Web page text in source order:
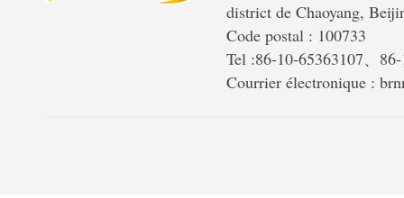
district de Chaoyang,
Code postal : 100733
Tel :86-10-65363107、
Courrier électronique :